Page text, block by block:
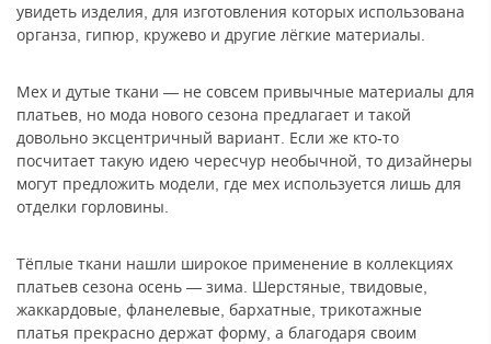
увидеть изделия, для изготовления которых использована
органза, гипюр, кружево и другие лёгкие материалы.
Мех и дутые ткани — не совсем привычные материалы для
платьев, но мода нового сезона предлагает и такой
довольно эксцентричный вариант. Если же кто-то
посчитает такую идею чересчур необычной, то дизайнеры
могут предложить модели, где мех используется лишь для
отделки горловины.
Тёплые ткани нашли широкое применение в коллекциях
платьев сезона осень — зима. Шерстяные, твидовые,
жаккардовые, фланелевые, бархатные, трикотажные
платья прекрасно держат форму, а благодаря своим